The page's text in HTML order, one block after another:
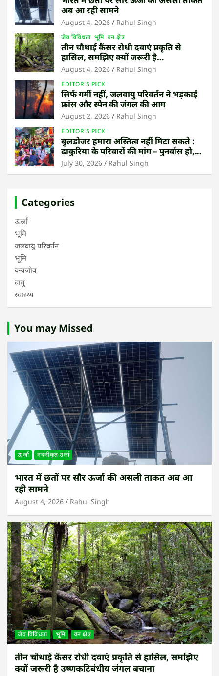
अब आ रही सामने
August 4, 2026 Rahul Singh
जैव विविधता भूमि वन क्षेत्र
तीन चौथाई कैंसर रोधी दवाएं प्रकृति से
हासिल, समझिए क्यों जरूरी है
उष्णकटिबंधीय जंगल बचाना
August 4, 2026 Rahul Singh
EDITOR'S PICK
सिर्फ गर्मी नहीं, जलवायु परिवर्तन ने भड़काई
फ्रांस और स्पेन की जंगल की आग
August 2, 2026 Rahul Singh
EDITOR'S PICK
बुलडोजर हमारा अस्तित्व नहीं मिटा सकते :
ढाकुरिया के परिवारों की मांग – पुनर्वास हो,
बेदखली नहीं
July 30, 2026 Rahul Singh
Categories
ऊर्जा
भूमि
जलवायु परिवर्तन
भूमि
वन्यजीव
वायु
स्वास्थ्य
You may Missed
ऊर्जा नवनीकृत उर्जा
भारत में छतों पर सौर ऊर्जा की असली ताकत अब आ
रही सामने
August 4, 2026 Rahul Singh
जैव विविधता भूमि वन क्षेत्र
तीन चौथाई कैंसर रोधी दवाएं प्रकृति से हासिल, समझिए
क्यों जरूरी है उष्णकटिबंधीय जंगल बचाना